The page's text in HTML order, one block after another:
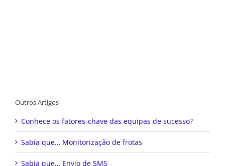
Outros Artigos
Conhece os fatores-chave das equipas de sucesso?
Sabia que… Monitorização de frotas
Sabia que… Envio de SMS